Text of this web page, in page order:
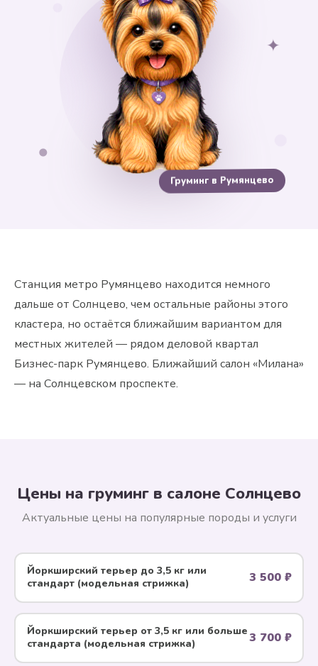
✦
Груминг в Румянцево
Станция метро Румянцево находится немного
дальше от Солнцево, чем остальные районы этого
кластера, но остаётся ближайшим вариантом для
местных жителей — рядом деловой квартал
Бизнес-парк Румянцево. Ближайший салон «Милана»
— на Солнцевском проспекте.
Цены на груминг в салоне Солнцево
Актуальные цены на популярные породы и услуги
Йоркширский терьер до 3,5 кг или
стандарт (модельная стрижка)
3 500 ₽
Йоркширский терьер от 3,5 кг или больше
стандарта (модельная стрижка)
3 700 ₽